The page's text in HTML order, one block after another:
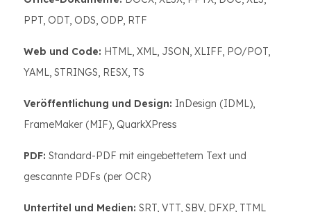
PPT, ODT, ODS, ODP, RTF
Web und Code: HTML, XML, JSON, XLIFF, PO/POT,
YAML, STRINGS, RESX, TS
Veröffentlichung und Design: InDesign (IDML),
FrameMaker (MIF), QuarkXPress
PDF: Standard-PDF mit eingebettetem Text und
gescannte PDFs (per OCR)
Untertitel und Medien: SRT, VTT, SBV, DFXP, TTML